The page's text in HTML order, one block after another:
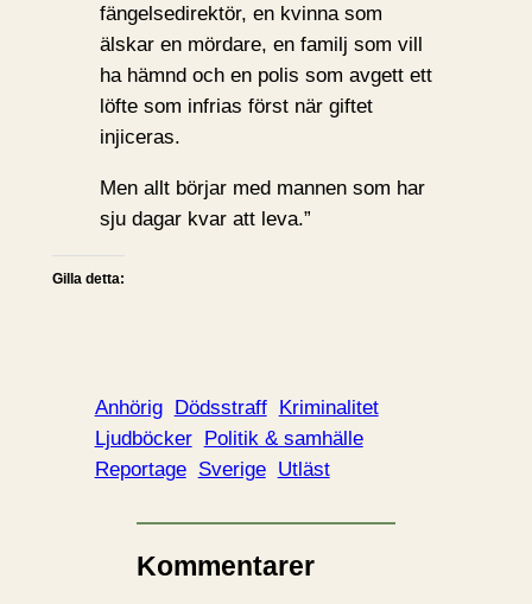
fängelsedirektör, en kvinna som
älskar en mördare, en familj som vill
ha hämnd och en polis som avgett ett
löfte som infrias först när giftet
injiceras.
Men allt börjar med mannen som har
sju dagar kvar att leva.”
Gilla detta:
Anhörig Dödsstraff Kriminalitet
Ljudböcker Politik & samhälle
Reportage Sverige Utläst
Kommentarer